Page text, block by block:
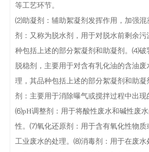
等工艺环节。
⑵助凝剂：辅助絮凝剂发挥作用，加强混
剂：又称为脱水剂，用于对脱水前剩余污
种包括上述的部分絮凝剂和助凝剂。 ⑷破
脱稳剂，主要用于对含有乳化油的含油废
理，其品种包括上述的部分絮凝剂和助凝
剂：主要用于消除曝气或搅拌过程中出现
⑹pH调整剂：用于将酸性废水和碱性废
性。 ⑺氧化还原剂：用于含有氧化性物质
工业废水的处理。 ⑻消毒剂：用于在废水